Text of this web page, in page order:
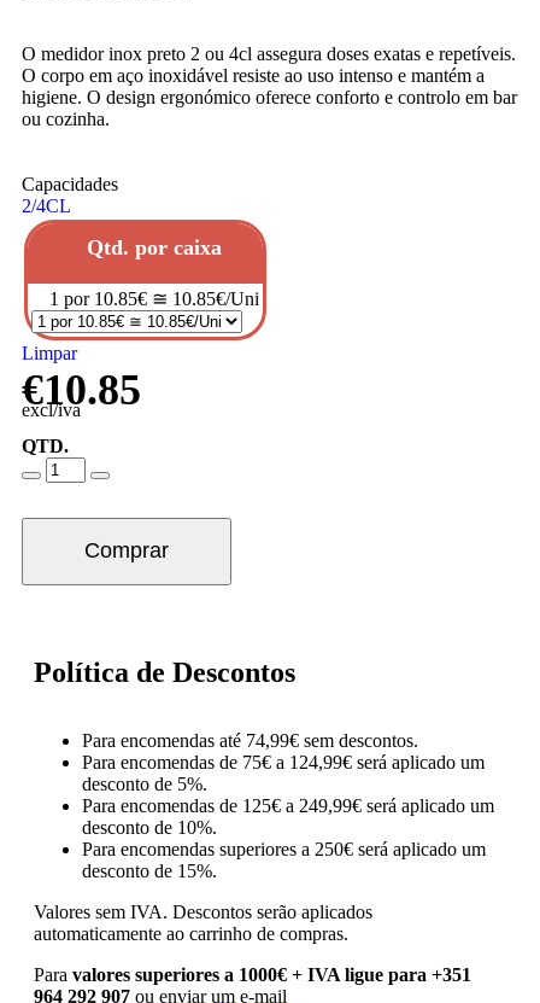
O medidor inox preto 2 ou 4cl assegura doses exatas e repetíveis.
O corpo em aço inoxidável resiste ao uso intenso e mantém a
higiene. O design ergonómico oferece conforto e controlo em bar
ou cozinha.
Capacidades
2/4CL
Qtd. por caixa
1 por 10.85€ ≅ 10.85€/Uni
Limpar
€10.85
excl/iva
QTD.
Comprar
Política de Descontos
Para encomendas até 74,99€ sem descontos.
Para encomendas de 75€ a 124,99€ será aplicado um
desconto de 5%.
Para encomendas de 125€ a 249,99€ será aplicado um
desconto de 10%.
Para encomendas superiores a 250€ será aplicado um
desconto de 15%.
Valores sem IVA. Descontos serão aplicados
automaticamente ao carrinho de compras.
Para valores superiores a 1000€ + IVA ligue para +351
964 292 907 ou enviar um e-mail